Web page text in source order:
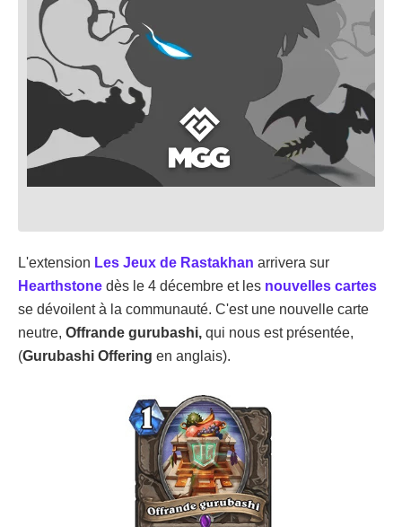
L'extension Les Jeux de Rastakhan arrivera sur
Hearthstone dès le 4 décembre et les nouvelles cartes
se dévoilent à la communauté. C'est une nouvelle carte
neutre, Offrande gurubashi, qui nous est présentée,
(Gurubashi Offering en anglais).